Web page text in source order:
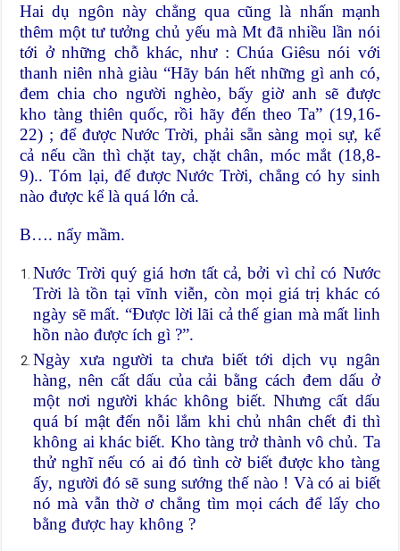
Hai dụ ngôn này chẳng qua cũng là nhấn mạnh
thêm một tư tưởng chủ yếu mà Mt đã nhiều lần nói
tới ở những chỗ khác, như : Chúa Giêsu nói với
thanh niên nhà giàu “Hãy bán hết những gì anh có,
đem chia cho người nghèo, bấy giờ anh sẽ được
kho tàng thiên quốc, rồi hãy đến theo Ta” (19,16-
22) ; để được Nước Trời, phải sẵn sàng mọi sự, kể
cả nếu cần thì chặt tay, chặt chân, móc mắt (18,8-
9).. Tóm lại, để được Nước Trời, chẳng có hy sinh
nào được kể là quá lớn cả.
B…. nẩy mầm.
Nước Trời quý giá hơn tất cả, bởi vì chỉ có Nước
Trời là tồn tại vĩnh viễn, còn mọi giá trị khác có
ngày sẽ mất. “Được lời lãi cả thế gian mà mất linh
hồn nào được ích gì ?”.
Ngày xưa người ta chưa biết tới dịch vụ ngân
hàng, nên cất dấu của cải bằng cách đem dấu ở
một nơi người khác không biết. Nhưng cất dấu
quá bí mật đến nỗi lắm khi chủ nhân chết đi thì
không ai khác biết. Kho tàng trở thành vô chủ. Ta
thử nghĩ nếu có ai đó tình cờ biết được kho tàng
ấy, người đó sẽ sung sướng thế nào ! Và có ai biết
nó mà vẫn thờ ơ chẳng tìm mọi cách để lấy cho
bằng được hay không ?